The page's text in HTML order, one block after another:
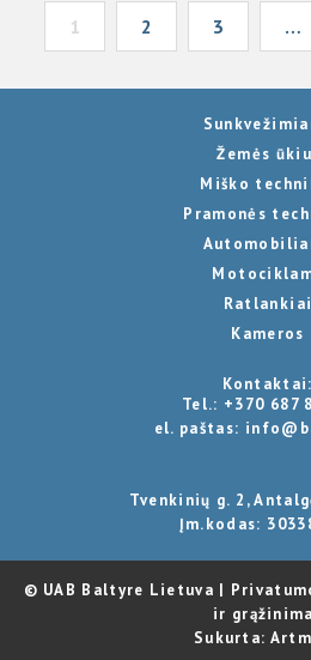
1 2 3 …
Žemės
Miško
Pramonės
Ratlankiai
Kameros
Kontaktai:
Tel.: +370 687
el. paštas:
Tvenkinių g. 2,
Įm.kodas:
© UAB Baltyre Lietuva |
ir
Sukurta: